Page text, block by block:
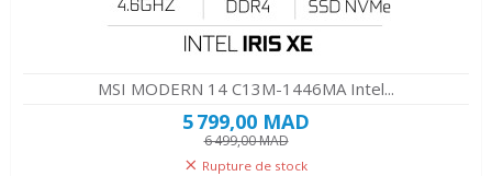
MSI MODERN 14 C13M-1446MA Intel...
5 799,00 MAD
6 499,00 MAD
Rupture de stock